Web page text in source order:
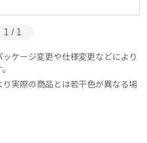
1 / 1
ケージ変更や仕様変更などにより
実際の商品とは若干色が異なる場